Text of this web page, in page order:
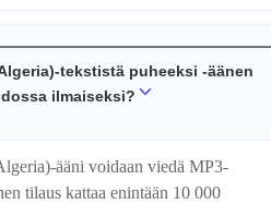
tekstistä puheeksi -äänen
ilmaiseksi?
ääni voidaan viedä MP3-
tilaus kattaa enintään 10 000